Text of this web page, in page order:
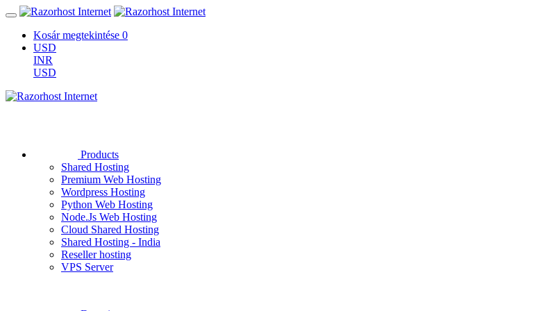
Kosár megtekintése 0
USD
INR
USD
Products
Shared Hosting
Premium Web Hosting
Wordpress Hosting
Python Web Hosting
Node.Js Web Hosting
Cloud Shared Hosting
Shared Hosting - India
Reseller hosting
VPS Server